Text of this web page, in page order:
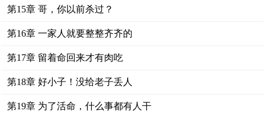
第15章 哥，你以前杀过？
第16章 一家人就要整整齐齐的
第17章 留着命回来才有肉吃
第18章 好小子！没给老子丢人
第19章 为了活命，什么事都有人干